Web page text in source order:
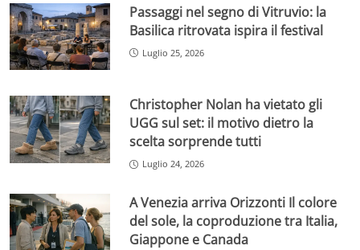
Passaggi nel segno di Vitruvio: la
Basilica ritrovata ispira il festival
Luglio 25, 2026
Christopher Nolan ha vietato gli
UGG sul set: il motivo dietro la
scelta sorprende tutti
Luglio 24, 2026
A Venezia arriva Orizzonti Il colore
del sole, la coproduzione tra Italia,
Giappone e Canada